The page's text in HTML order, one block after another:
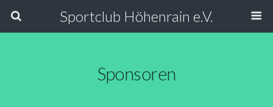
Sportclub Höhenrain e.V.
Sponsoren